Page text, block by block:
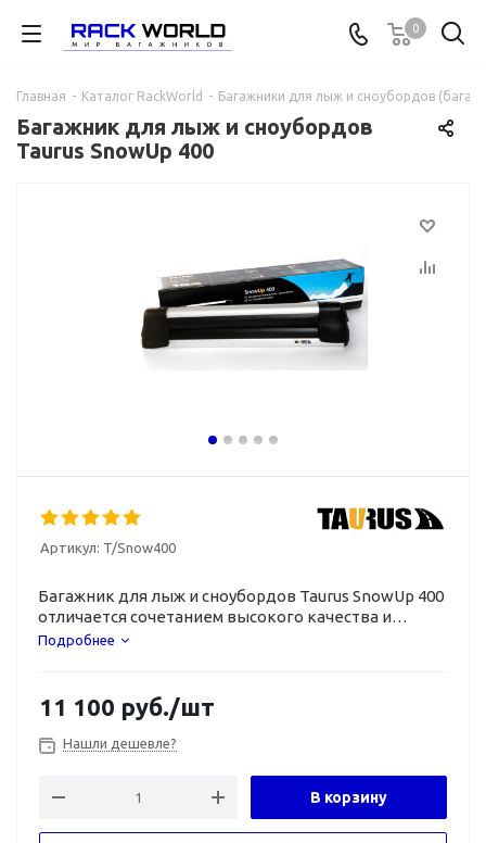
0
Главная - Каталог RackWorld - Багажники для лыж и сноубордов
Багажник для лыж и сноубордов
Taurus SnowUp 400
Артикул: T/Snow400
Багажник для лыж и сноубордов Taurus SnowUp 400
отличается сочетанием высокого качества и
приемлемой цены.
Подробнее
11 100 руб./шт
Нашли дешевле?
В корзину